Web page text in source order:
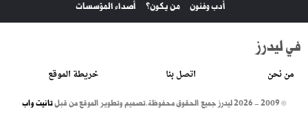
أدب وفنون
من يكون؟ أصداء المؤسسات
في ليدرز
من نحن اتصل بنا خريطة الموقع
© 2009 - 2026 ليدرز جميع الحقوق محفوظة. تصميم وتطوير الموقع من قبلتانيت واب